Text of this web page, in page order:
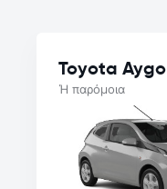
Toyota Aygo
Ή παρόμοια